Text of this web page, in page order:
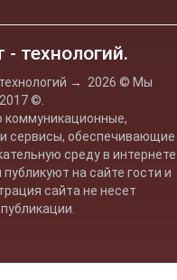
технологий.
→ 2026 © Мы
©.
коммуникационные,
сервисы, обеспечивающие
среду в интернете
на сайте гости и
сайта не несет